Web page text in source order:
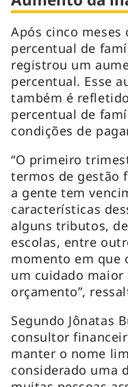
Após cinco meses
percentual de
registrou um
percentual. Esse
também é
percentual de
condições de
“O primeiro
termos de gestão
a gente tem
características
alguns tributos,
escolas, entre
momento em que
um cuidado maior
orçamento”,
Segundo Jônatas
consultor
manter o nome
considerado uma